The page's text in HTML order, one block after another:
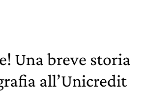
Una breve storia
all’Unicredit